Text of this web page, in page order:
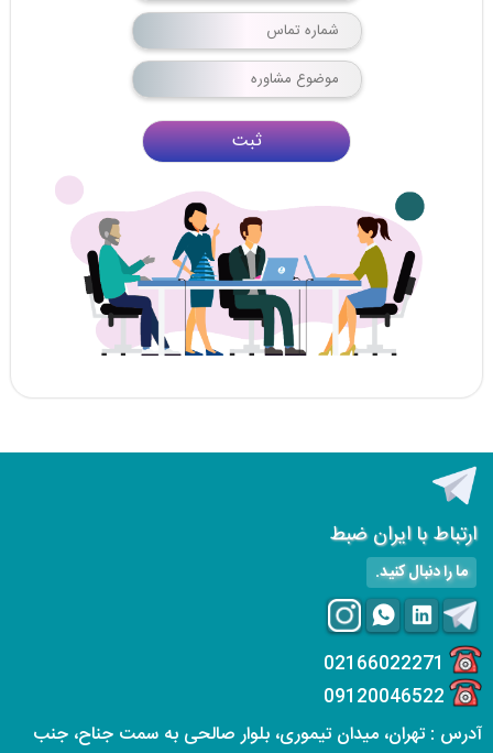
ثبت
ارتباط با ایران ضبط
ما را دنبال کنید.
02166022271
09120046522
آدرس : تهران، میدان تیموری، بلوار صالحی به سمت جناح، جنب